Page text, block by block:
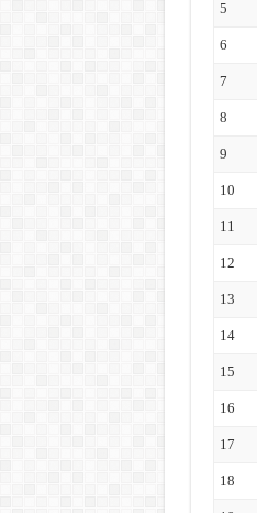
5
6
7
8
9
10
11
12
13
14
15
16
17
18